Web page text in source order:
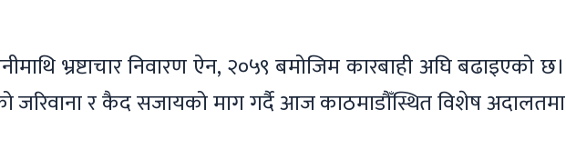
भ्रष्टाचार निवारण ऐन, २०५९ बमोजिम कारबाही अघि बढाइएको छ।
जरिवाना र कैद सजायको माग गर्दै आज काठमाडौँस्थित विशेष अदालतमा